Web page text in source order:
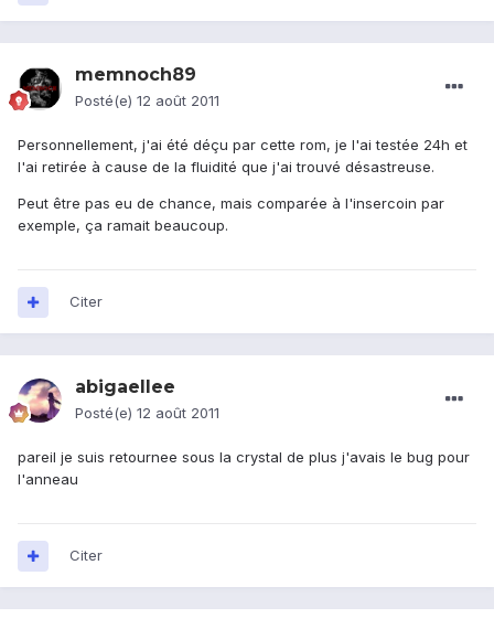
memnoch89
Posté(e) 12 août 2011
Personnellement, j'ai été déçu par cette rom, je l'ai testée 24h et
l'ai retirée à cause de la fluidité que j'ai trouvé désastreuse.
Peut être pas eu de chance, mais comparée à l'insercoin par
exemple, ça ramait beaucoup.
Citer
abigaellee
Posté(e) 12 août 2011
pareil je suis retournee sous la crystal de plus j'avais le bug pour
l'anneau
Citer